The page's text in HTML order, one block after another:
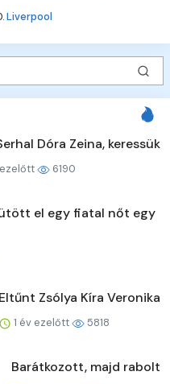
Liverpool
Dóra Zeina, keressük
6190
el egy fiatal nőt egy
Eltűnt Zsólya Kíra Veronika
1 év ezelőtt 5818
Barátkozott, majd rabolt